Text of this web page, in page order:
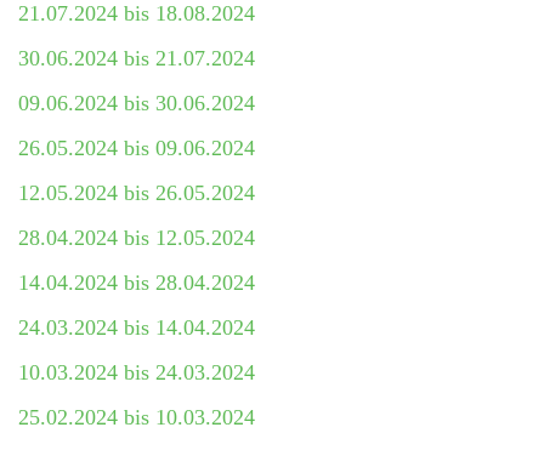
21.07.2024 bis 18.08.2024
30.06.2024 bis 21.07.2024
09.06.2024 bis 30.06.2024
26.05.2024 bis 09.06.2024
12.05.2024 bis 26.05.2024
28.04.2024 bis 12.05.2024
14.04.2024 bis 28.04.2024
24.03.2024 bis 14.04.2024
10.03.2024 bis 24.03.2024
25.02.2024 bis 10.03.2024